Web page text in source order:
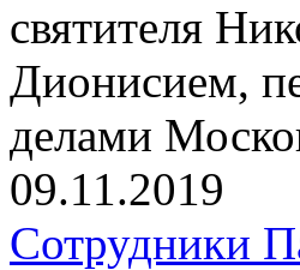
святителя
Дионисием,
делами
09.11.2019
Сотрудники